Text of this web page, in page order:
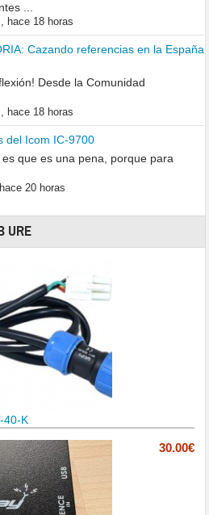
...
, hace 18 horas
Cazando referencias en la España
Desde la Comunidad
hace 18 horas
del Icom IC-9700
que es una pena, porque para
hace 20 horas
URE
40-K
30.00€